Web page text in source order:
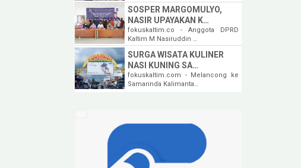
SOSPER MARGOMULYO,
NASIR UPAYAKAN K…
fokuskaltim.co - Anggota DPRD
Kaltim M Nasiruddin …
SURGA WISATA KULINER
NASI KUNING SA…
fokuskaltim.com - Melancong ke
Samarinda Kalimanta…